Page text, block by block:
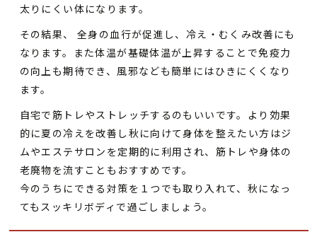
太りにくい体になります。
その結果、 全身の血行が促進し、冷え・むくみ改善にも
なります。また体温が基礎体温が上昇することで免疫力
の向上も期待でき、風邪なども簡単にはひきにくくなり
ます。
自宅で筋トレやストレッチするのもいいです。より効果
的に夏の冷えを改善し秋に向けて身体を整えたい方はジ
ムやエステサロンを定期的に利用され、筋トレや身体の
老廃物を流すこともおすすめです。
今のうちにできる対策を１つでも取り入れて、秋になっ
てもスッキリボディで過ごしましょう。